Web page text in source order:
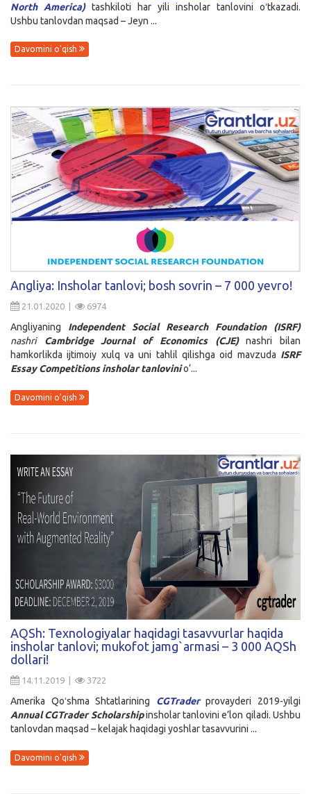
North America)tashkiloti har yili insholar tanlovini oʻtkazadi.
Ushbu tanlovdan maqsad – Jeyn ...
Davomini o'qish
Angliya: Insholar tanlovi; bosh sovrin – 7 000 yevro!
21.01.2020 | 6974
Angliyaning Independent Social Research Foundation (ISRF)
nashri Cambridge Journal of Economics (CJE)nashri bilan
hamkorlikda ijtimoiy xulq va uni tahlil qilishga oid mavzuda ISRF
Essay Competitions insholar tanlovinio‘...
Davomini o'qish
AQSh: Texnologiyalar haqidagi tasavvurlar haqida
insholar tanlovi; mukofot jamg`armasi – 3 000 AQSh
dollari!
14.11.2019 | 3722
Amerika Qoʻshma Shtatlarining CGTraderprovayderi 2019-yilgi
Annual CGTrader Scholarshipinsholar tanlovini e’lon qiladi. Ushbu
tanlovdan maqsad – kelajak haqidagi yoshlar tasavvurini ...
Davomini o'qish